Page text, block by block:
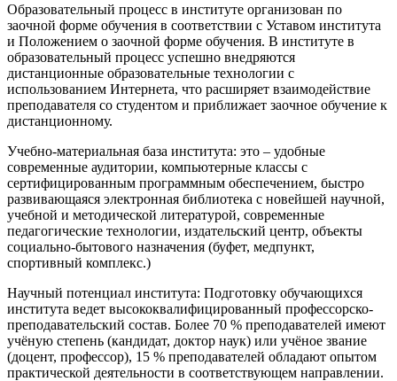
Образовательный процесс в институте организован по
заочной форме обучения в соответствии с Уставом института
и Положением о заочной форме обучения. В институте в
образовательный процесс успешно внедряются
дистанционные образовательные технологии с
использованием Интернета, что расширяет взаимодействие
преподавателя со студентом и приближает заочное обучение к
дистанционному.
Учебно-материальная база института: это – удобные
современные аудитории, компьютерные классы с
сертифицированным программным обеспечением, быстро
развивающаяся электронная библиотека с новейшей научной,
учебной и методической литературой, современные
педагогические технологии, издательский центр, объекты
социально-бытового назначения (буфет, медпункт,
спортивный комплекс.)
Научный потенциал института: Подготовку обучающихся
института ведет высококвалифицированный профессорско-
преподавательский состав. Более 70 % преподавателей имеют
учёную степень (кандидат, доктор наук) или учёное звание
(доцент, профессор), 15 % преподавателей обладают опытом
практической деятельности в соответствующем направлении.